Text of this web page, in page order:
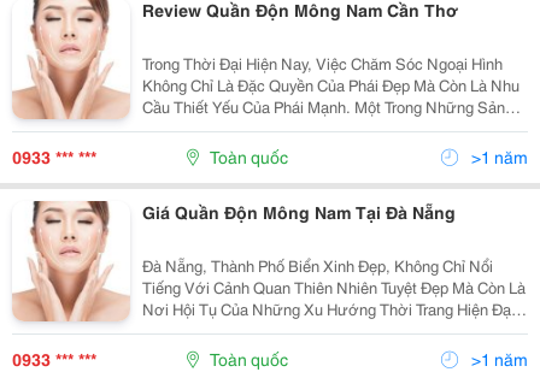
Review Quần Độn Mông Nam Cần Thơ
Trong Thời Đại Hiện Nay, Việc Chăm Sóc Ngoại Hình
Không Chỉ Là Đặc Quyền Của Phái Đẹp Mà Còn Là Nhu
Cầu Thiết Yếu Của Phái Mạnh. Một Trong Những Sản
Phẩm Đang Được Ưa Chuộng Và Tìm Kiếm Nhiều Nhất
Tại Cần Thơ Chính Là Quần Độn Mông Nam. Vậy Quần
0933 *** *** Toàn quốc >1 năm
Giá Quần Độn Mông Nam Tại Đà Nẵng
Đà Nẵng, Thành Phố Biển Xinh Đẹp, Không Chỉ Nổi
Tiếng Với Cảnh Quan Thiên Nhiên Tuyệt Đẹp Mà Còn Là
Nơi Hội Tụ Của Những Xu Hướng Thời Trang Hiện Đại.
Trong Số Đó, Quần Độn Mông Nam Tại Đà Nẵng Đang
Trở Thành Một Xu Hướng Được Nhiều Quý Ông Ưa...
0933 *** *** Toàn quốc >1 năm